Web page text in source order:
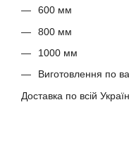
600 мм
800 мм
1000 мм
Виготовлення по
Доставка по всій